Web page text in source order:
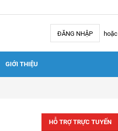
ĐĂNG NHẬP hoặc
GIỚI THIỆU
HỖ TRỢ TRỰC TUYẾN